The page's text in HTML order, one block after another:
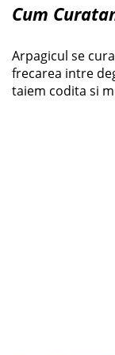
Cum
Arpagicul se
frecarea intre
taiem codita si